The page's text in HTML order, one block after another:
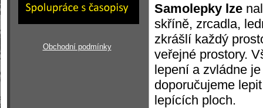
Samolepky lze
skříně, zrcadla,
zkrášlí každý
veřejné prostory.
lepení a zvládne
doporučujeme
lepících ploch.
Obchodní podmínky